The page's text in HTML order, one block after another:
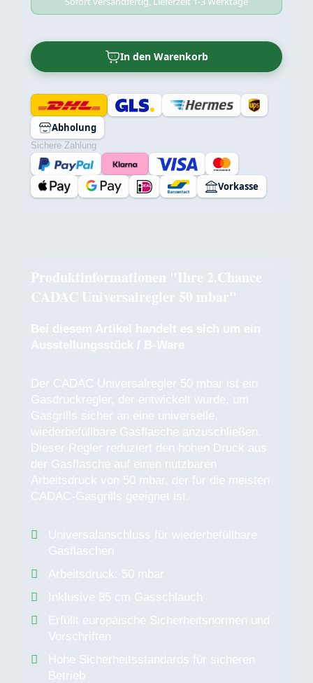
In den Warenkorb
Abholung
Sichere Zahlung
Vorkasse
Produktinformationen "Ihre 2.Chance
CADAC Universalregler 50 mbar"
Bei diesem Artikel handelt es sich um ein
Ausstellungsstück / B-Ware
Der CADAC Universalregler 50 mbar ist ein
Gasdruckregler, der entwickelt wurde, um
Gasgrills sicher an eine universelle,
wiederbefüllbare Gasflasche anzuschließen.
Dieser Regler reduziert den hohen Druck aus
der Gasflasche auf einen nutzbaren
Arbeitsdruck von 50 mbar, der für die meisten
CADAC-Gasgrills geeignet ist.
Universalanschluss für wiederbefüllbare
Gasflaschen
Arbeitsdruck: 50 mbar
Inklusive 85 cm Gasschlauch
Erfüllt europäische Sicherheitsnormen und
Vorschriften
Hohe Sicherheitsstandards für sicheren
Betrieb